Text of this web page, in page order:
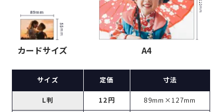
カードサイズ A4
サイズ 定価 寸法
L判 12円 89mm×127mm